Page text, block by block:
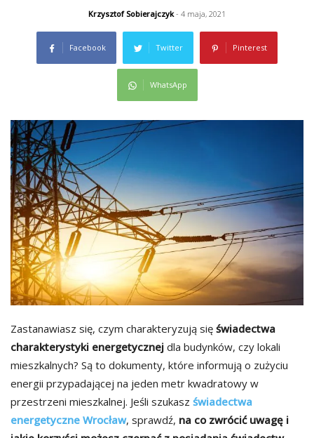
Krzysztof Sobierajczyk- 4 maja, 2021
Facebook Twitter Pinterest
WhatsApp
Zastanawiasz się, czym charakteryzują się świadectwa
charakterystyki energetycznej dla budynków, czy lokali
mieszkalnych? Są to dokumenty, które informują o zużyciu
energii przypadającej na jeden metr kwadratowy w
przestrzeni mieszkalnej. Jeśli szukasz świadectwa
energetyczne Wrocław, sprawdź, na co zwrócić uwagę i